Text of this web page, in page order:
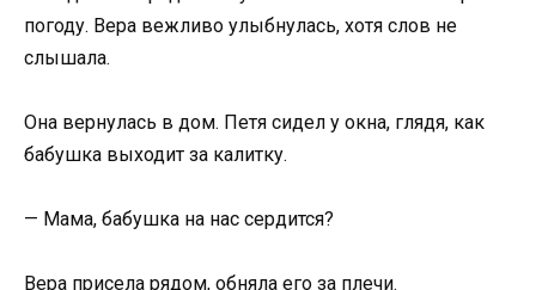
погоду. Вера вежливо улыбнулась, хотя слов не
слышала.
Она вернулась в дом. Петя сидел у окна, глядя, как
бабушка выходит за калитку.
— Мама, бабушка на нас сердится?
Вера присела рядом, обняла его за плечи.